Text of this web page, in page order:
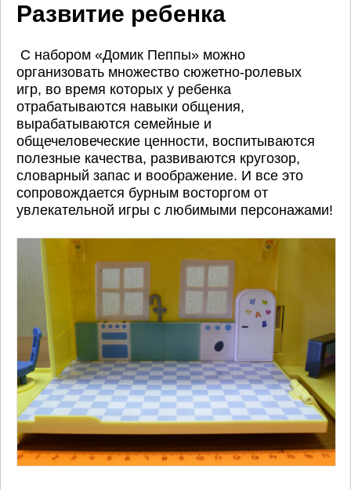
Развитие ребенка
С набором «Домик Пеппы» можно
организовать множество сюжетно-ролевых
игр, во время которых у ребенка
отрабатываются навыки общения,
вырабатываются семейные и
общечеловеческие ценности, воспитываются
полезные качества, развиваются кругозор,
словарный запас и воображение. И все это
сопровождается бурным восторгом от
увлекательной игры с любимыми персонажами!